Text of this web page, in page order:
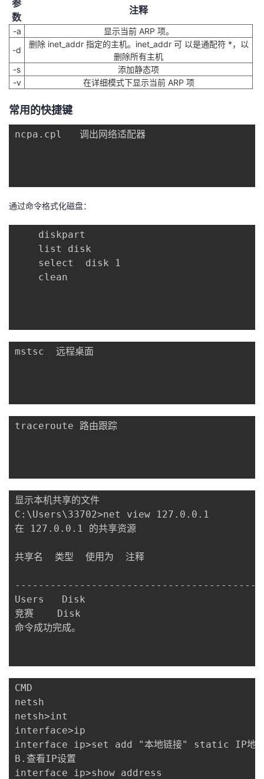
参
数
注释
-a
显示当前 ARP 项。
-d
删除 inet_addr 指定的主机。inet_addr 可 以是通配符 *，以
删除所有主机
-s
添加静态项
-v
在详细模式下显示当前 ARP 项
常用的快捷键
ncpa.cpl   调出网络适配器
通过命令格式化磁盘：
mstsc  远程桌面
traceroute 路由跟踪
显示本机共享的文件
C:\Users\33702>net view 127.0.0.1
在 127.0.0.1 的共享资源
共享名  类型  使用为  注释
Users   Disk
竞赛    Disk
命令成功完成。
CMD
netsh
netsh>int
interface>ip
interface ip>set add "本地链接" static IP地址
B.查看IP设置
interface ip>show address